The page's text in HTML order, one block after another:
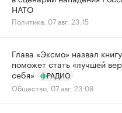
НАТО
Политика, 07 авг, 23:15
Глава «Эксмо» назвал
поможет стать «лучшей
себя»
РАДИО
Общество, 07 авг, 23:08